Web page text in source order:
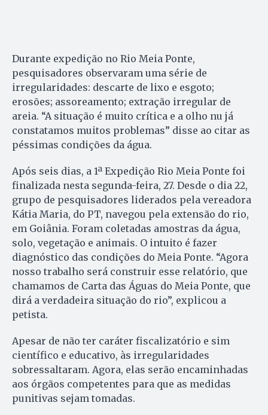
Durante expedição no Rio Meia Ponte,
pesquisadores observaram uma série de
irregularidades: descarte de lixo e esgoto;
erosões; assoreamento; extração irregular de
areia. “A situação é muito crítica e a olho nu já
constatamos muitos problemas” disse ao citar as
péssimas condições da água.
Após seis dias, a 1ª Expedição Rio Meia Ponte foi
finalizada nesta segunda-feira, 27. Desde o dia 22,
grupo de pesquisadores liderados pela vereadora
Kátia Maria, do PT, navegou pela extensão do rio,
em Goiânia. Foram coletadas amostras da água,
solo, vegetação e animais. O intuito é fazer
diagnóstico das condições do Meia Ponte. “Agora
nosso trabalho será construir esse relatório, que
chamamos de Carta das Águas do Meia Ponte, que
dirá a verdadeira situação do rio”, explicou a
petista.
Apesar de não ter caráter fiscalizatório e sim
científico e educativo, às irregularidades
sobressaltaram. Agora, elas serão encaminhadas
aos órgãos competentes para que as medidas
punitivas sejam tomadas.